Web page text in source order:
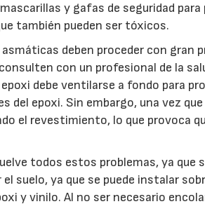
y gafas de seguridad
también pueden ser tóxicos.
deben proceder con gran
con un profesional de la
debe ventilarse a fondo para
del epoxi. Sin embargo, una vez
el revestimiento, lo que provoca
todos estos problemas, ya
el suelo, ya que se puede instalar
y vinilo. Al no ser necesario